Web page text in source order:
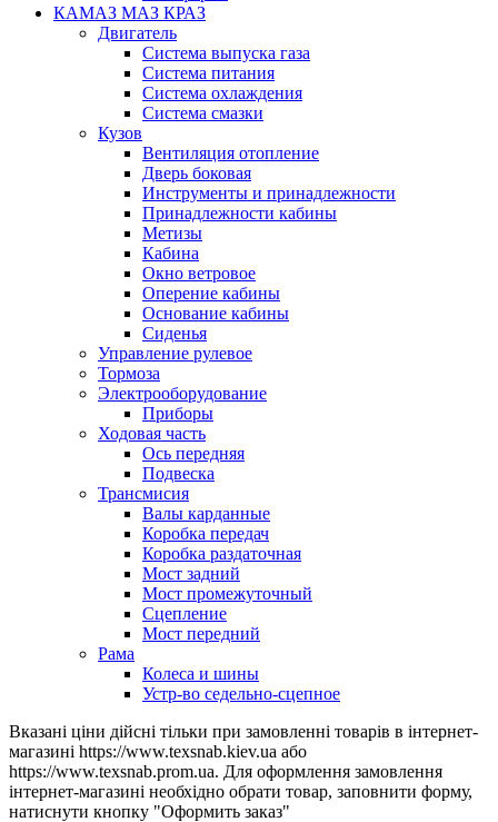
КАМАЗ МАЗ КРАЗ
Двигатель
Система выпуска газа
Система питания
Система охлаждения
Система смазки
Кузов
Вентиляция отопление
Дверь боковая
Инструменты и принадлежности
Принадлежности кабины
Метизы
Кабина
Окно ветровое
Оперение кабины
Основание кабины
Сиденья
Управление рулевое
Тормоза
Электрооборудование
Приборы
Ходовая часть
Ось передняя
Подвеска
Трансмисия
Валы карданные
Коробка передач
Коробка раздаточная
Мост задний
Мост промежуточный
Сцепление
Мост передний
Рама
Колеса и шины
Устр-во седельно-сцепное
Вказані ціни дійсні тільки при замовленні товарів в інтернет-
магазині https://www.texsnab.kiev.ua або
https://www.texsnab.prom.ua. Для оформлення замовлення
інтернет-магазині необхідно обрати товар, заповнити форму,
натиснути кнопку "Оформить заказ"